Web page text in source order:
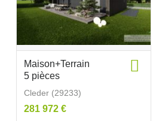
Maison+Terrain
5 pièces
Cleder (29233)
281 972 €